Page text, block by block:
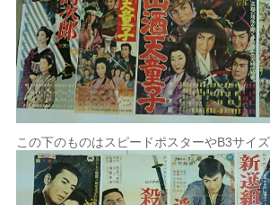
この下のものはスピードポスターやB3サイ